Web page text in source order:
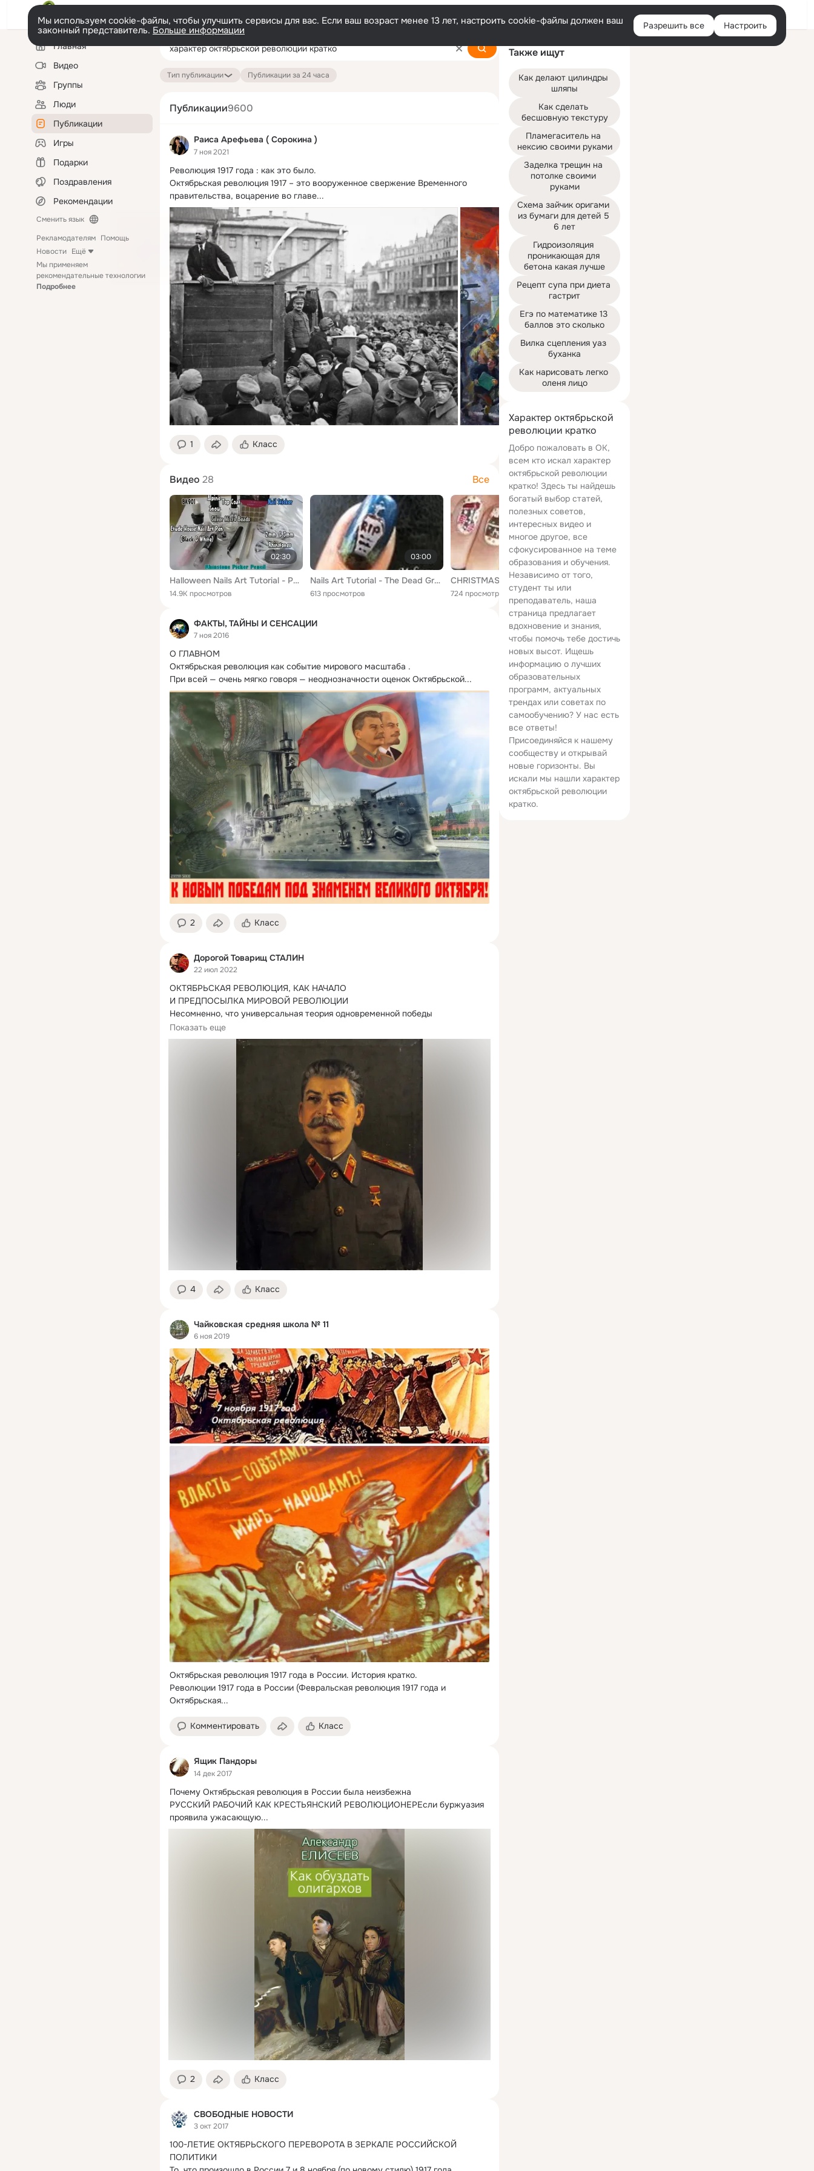
Войти
Мы используем cookie-файлы, чтобы улучшить сервисы для вас. Если ваш возраст менее 13 лет, настроить cookie-файлы должен ваш
законный представитель. Больше информации Разрешить все Настроить
Левая
колонкаГлавная
Видео
Группы
Люди
Публикации
Игры
Подарки
Поздравления
Рекомендации
Сменить язык
Рекламодателям Помощь
Новости Ещё
Мы применяем
рекомендательные технологии
Подробнее
Характер октябрьской
революции кратко
Добро пожаловать в ОК,
всем кто искал характер
октябрьской революции
кратко! Здесь ты найдешь
богатый выбор статей,
полезных советов,
интересных видео и
многое другое, все
сфокусированное на теме
образования и обучения.
Независимо от того,
студент ты или
преподаватель, наша
страница предлагает
вдохновение и знания,
чтобы помочь тебе достичь
новых высот. Ищешь
информацию о лучших
образовательных
программ, актуальных
трендах или советах по
самообучению? У нас есть
все ответы!
Присоединяйся к нашему
сообществу и открывай
новые горизонты. Вы
искали мы нашли характер
октябрьской революции
кратко.
Также ищут
Как делают цилиндры
шляпы
Как сделать
бесшовную текстуру
Пламегаситель на
нексию своими руками
Заделка трещин на
потолке своими
руками
Схема зайчик оригами
из бумаги для детей 5
6 лет
Гидроизоляция
проникающая для
бетона какая лучше
Рецепт супа при диета
гастрит
Егэ по математике 13
баллов это сколько
Вилка сцепления уаз
буханка
Как нарисовать легко
оленя лицо
Тип публикации
Публикации за 24 часа
Публикации9600
Раиса Арефьева ( Сорокина )
7 ноя 2021
Революция 1917 года : как это было.
Октябрьская революция 1917 – это вооруженное свержение Временного
правительства, воцарение во главе...
1 Класс
Видео 28 Все
02:30
Halloween Nails Art Tutorial - Punk Rock Scream Mask Scary Movies Design Fake Nails Stickers
14.9K просмотров
03:00
Nails Art Tutorial - The Dead Grave Digger ghost spider cat tombstone graveyard design Halloween
613 просмотров
CHRISTMAS NAIL ART TUTORIAL | GINGERBREAD KITCHEN FOOD NAIL DESIGN WINTER HOLIDAY YUMMY TREAT DIY
724 просмотра
ФАКТЫ, ТАЙНЫ И СЕНСАЦИИ
7 ноя 2016
О ГЛАВНОМ
Октябрьская революция как событие мирового масштаба .
При всей — очень мягко говоря — неоднозначности оценок Октябрьской...
2 Класс
Дорогой Товарищ СТАЛИН
22 июл 2022
ОКТЯБРЬСКАЯ РЕВОЛЮЦИЯ, КАК НАЧАЛО
И ПРЕДПОСЫЛКА МИРОВОЙ РЕВОЛЮЦИИ
Несомненно, что универсальная теория одновременной победы
революции в основных странах Европы, теория невозможности
Показать еще
4 Класс
Чайковская средняя школа № 11
6 ноя 2019
Октябрьская революция 1917 года в России. История кратко.
Революции 1917 года в России (Февральская революция 1917 года и
Октябрьская...
Комментировать Класс
Ящик Пандоры
14 дек 2017
Почему Октябрьская революция в России была неизбежна
РУССКИЙ РАБОЧИЙ КАК КРЕСТЬЯНСКИЙ РЕВОЛЮЦИОНЕРЕсли буржуазия
проявила ужасающую...
2 Класс
СВОБОДНЫЕ НОВОСТИ
3 окт 2017
100-ЛЕТИЕ ОКТЯБРЬСКОГО ПЕРЕВОРОТА В ЗЕРКАЛЕ РОССИЙСКОЙ
ПОЛИТИКИ